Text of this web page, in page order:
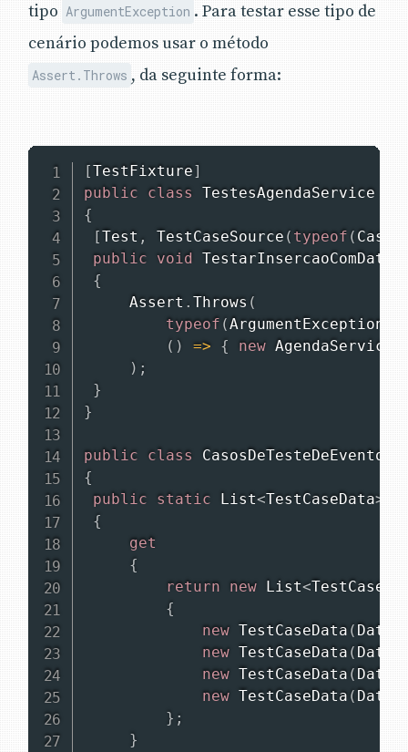
tipo ArgumentException . Para testar esse tipo de
cenário podemos usar o método
Assert.Throws , da seguinte forma:
[TestFixture]
public
class
TestesAgendaService
{
[Test , TestCaseSource ( typeof (
public
void
{
     Assert
. Throws (
typeof (ArgumentException
( ) => { new AgendaService
) ;
}
}
public class
CasosDeTesteDeEventos
{
public
static List<TestCaseData>
{
get
{
return
new List<
{
new TestCaseData (
new TestCaseData (
new TestCaseData (
new TestCaseData (
} ;
}